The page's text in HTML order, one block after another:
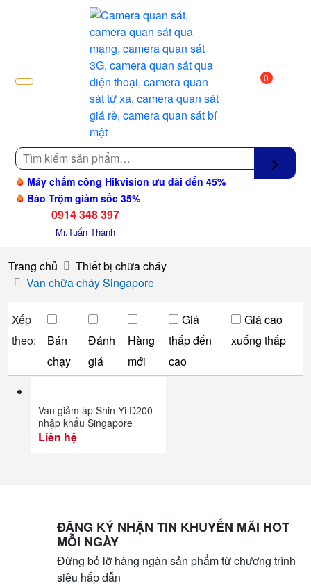
Tìm
kiếm
Máy chấm công Hikvision ưu đãi đến 45%
Báo Trộm giảm sốc 35%
0
0914 348 397
Mr.Tuấn Thành
Trang chủ
Thiết bị chữa cháy
Van chữa cháy Singapore
Xếp
theo:
Bán
chạy
Đánh
giá
Hàng
mới
Giá
thấp đến
cao
Giá cao
xuống thấp
Van giảm áp Shin Yi D200
nhập khẩu Singapore
Liên hệ
ĐĂNG KÝ NHẬN TIN KHUYẾN MÃI HOT
MỖI NGÀY
Đừng bỏ lỡ hàng ngàn sản phẩm từ chương trình
siêu hấp dẫn